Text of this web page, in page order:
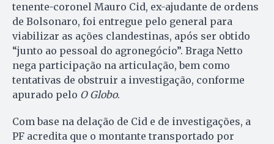
tenente-coronel Mauro Cid, ex-ajudante de ordens
de Bolsonaro, foi entregue pelo general para
viabilizar as ações clandestinas, após ser obtido
“junto ao pessoal do agronegócio”. Braga Netto
nega participação na articulação, bem como
tentativas de obstruir a investigação, conforme
apurado pelo O Globo.
Com base na delação de Cid e de investigações, a
PF acredita que o montante transportado por